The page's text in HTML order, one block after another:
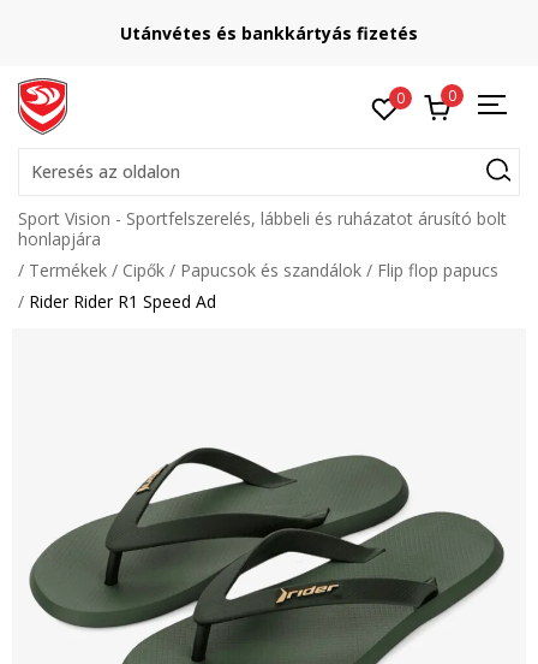
Utánvétes és bankkártyás fizetés
0 0
Keresés az oldalon
Sport Vision - Sportfelszerelés, lábbeli és ruházatot árusító bolt
honlapjára
Termékek
Cipők Papucsok és szandálok
Flip flop papucs
Rider Rider R1 Speed Ad